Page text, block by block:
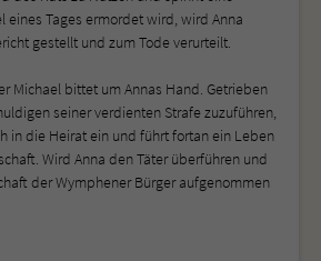
eines Tages ermordet wird, wird Anna
gestellt und zum Tode verurteilt.
Michael bittet um Annas Hand. Getrieben
seiner verdienten Strafe zuzuführen,
in die Heirat ein und führt fortan ein Leben
Wird Anna den Täter überführen und
der Wymphener Bürger aufgenommen